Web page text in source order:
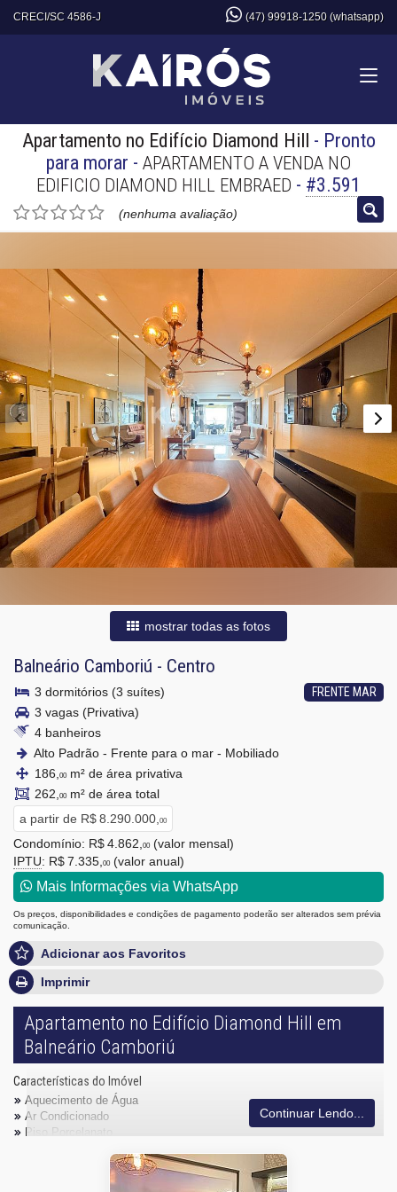
CRECI/SC 4586-J (47) 99918-1250 (whatsapp)
Apartamento no Edifício Diamond Hill - Pronto
para morar - APARTAMENTO A VENDA NO
EDIFICIO DIAMOND HILL EMBRAED - #3.591
(nenhuma avaliação)
mostrar todas as fotos
Balneário Camboriú - Centro
FRENTE MAR
3 dormitórios (3 suítes)
3 vagas (Privativa)
4 banheiros
Alto Padrão - Frente para o mar - Mobiliado
186, 00m² de área privativa
262, 00m² de área total
a partir de R$ 8.290.000, 00
Condomínio: R$ 4.862, 00 (valor mensal)
IPTU: R$ 7.335, 00 (valor anual)
Mais Informações via WhatsApp
Os preços, disponibilidades e condições de pagamento poderão ser alterados sem prévia
comunicação.
Adicionar aos Favoritos
Imprimir
Apartamento no Edifício Diamond Hill em
Balneário Camboriú
Características do Imóvel
Aquecimento de Água
Ar Condicionado
Piso Porcelanato
Acabamento em Gesso
Fechadura Eletrônica
Continuar Lendo...